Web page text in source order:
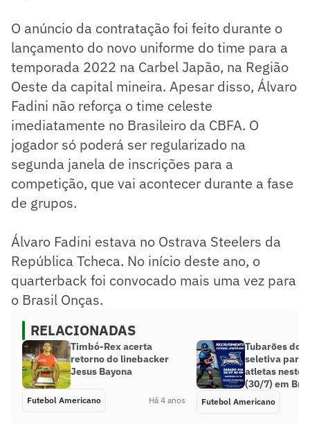
O anúncio da contratação foi feito durante o
lançamento do novo uniforme do time para a
temporada 2022 na Carbel Japão, na Região
Oeste da capital mineira. Apesar disso, Álvaro
Fadini não reforça o time celeste
imediatamente no Brasileiro da CBFA. O
jogador só poderá ser regularizado na
segunda janela de inscrições para a
competição, que vai acontecer durante a fase
de grupos.
Álvaro Fadini estava no Ostrava Steelers da
República Tcheca. No início deste ano, o
quarterback foi convocado mais uma vez para
o Brasil Onças.
RELACIONADAS
Timbó-Rex acerta
retorno do linebacker
Jesus Bayona
Futebol Americano Há 4 anos
Tubarões do
seletiva para
atletas neste
(30/7) em
Futebol Americano